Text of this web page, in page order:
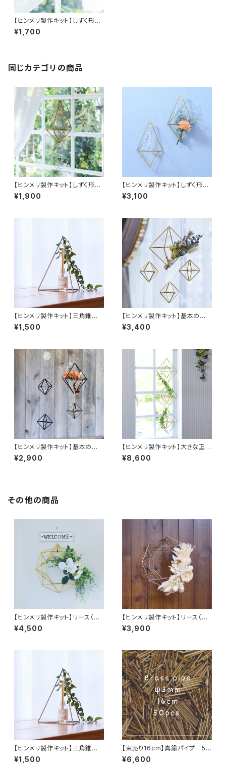
【ヒンメリ製作キット】しずく形
（Ｓ）吊り下げタイプ 真鍮製
¥1,700
同じカテゴリの商品
【ヒンメリ製作キット】しずく形
（M）吊り下げタイプ 真鍮製
¥1,900
【ヒンメリ製作キット】しずく形壁
掛けタイプ 真鍮製
¥3,100
【ヒンメリ製作キット】三角錐
（Ｍ）ステンレス製
¥1,500
【ヒンメリ製作キット】基本の正
八面体セット 真鍮製
¥3,400
【ヒンメリ製作キット】基本の正
八面体セット 黒アルマイト製
¥2,900
【ヒンメリ製作キット】大きな正八
面体セット 真鍮製
¥8,600
その他の商品
【ヒンメリ製作キット】リース（S）
真鍮製
¥4,500
【ヒンメリ製作キット】リース（S）
ステンレス製
¥3,900
【ヒンメリ製作キット】三角錐
（Ｍ）ステンレス製
¥1,500
【束売り16cm】真鍮パイプ 50
本
¥6,600